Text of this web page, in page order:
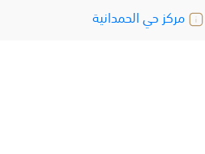
مركز حي الحمدانية